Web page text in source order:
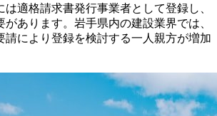
は適格請求書発行事業者として登録し、
あります。岩手県内の建設業界では、
請により登録を検討する一人親方が増加